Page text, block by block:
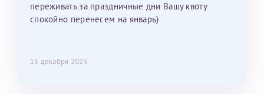
переживать за праздничные дни Вашу квоту
спокойно перенесем на январь)
15 декабря 2025